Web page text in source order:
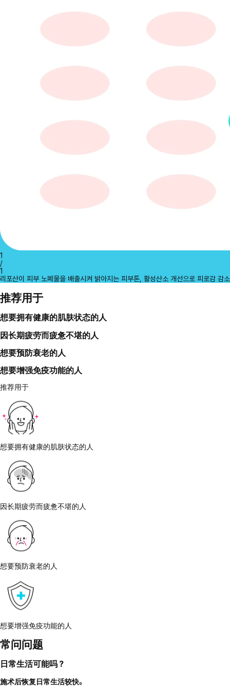
1
/
1
리포산이 피부 노폐물을 배출시켜 밝아지는 피부톤, 활성산소 개선으로 피로감 감소
推荐用于
想要拥有健康的肌肤状态的人
因长期疲劳而疲惫不堪的人
想要预防衰老的人
想要增强免疫功能的人
推荐用于
想要拥有健康的肌肤状态的人
因长期疲劳而疲惫不堪的人
想要预防衰老的人
想要增强免疫功能的人
常问问题
日常生活可能吗？
施术后恢复日常生活较快。